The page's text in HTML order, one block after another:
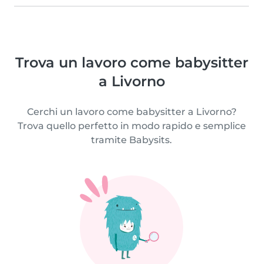
Trova un lavoro come babysitter
a Livorno
Cerchi un lavoro come babysitter a Livorno?
Trova quello perfetto in modo rapido e semplice
tramite Babysits.